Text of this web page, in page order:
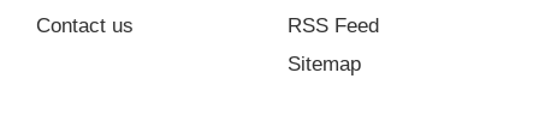
Contact us
RSS Feed
Sitemap